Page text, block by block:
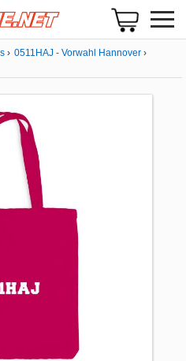
0511HAJ - Vorwahl Hannover